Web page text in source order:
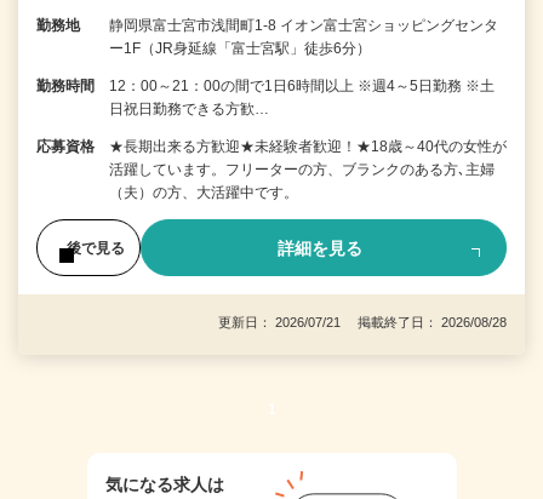
勤務地
静岡県富士宮市浅間町1-8 イオン富士宮ショッピングセンタ
ー1F（JR身延線「富士宮駅」徒歩6分）
勤務時間
12：00～21：00の間で1日6時間以上 ※週4～5日勤務 ※土
日祝日勤務できる方歓…
応募資格
★長期出来る方歓迎★未経験者歓迎！★18歳～40代の女性が
活躍しています。フリーターの方、ブランクのある方､主婦
（夫）の方、大活躍中です。
後で見る 詳細を見る
更新日： 2026/07/21 掲載終了日： 2026/08/28
1
気になる求人は